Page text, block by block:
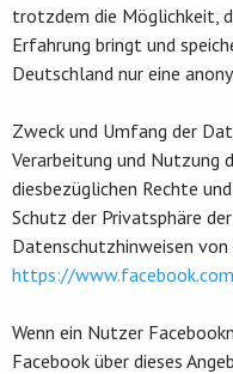
trotzdem die Möglichkeit,
Erfahrung bringt und
Deutschland nur eine
Zweck und Umfang der
Verarbeitung und Nutzung
diesbezüglichen Rechte
Schutz der Privatsphäre
Datenschutzhinweisen
https://
Wenn ein Nutzer
Facebook über dieses